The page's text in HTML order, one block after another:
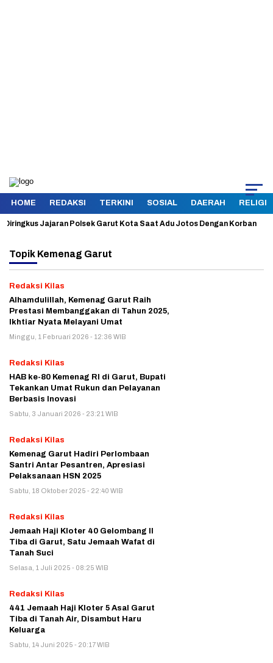
HOME REDAKSI TERKINI SOSIAL DAERAH RELIGI
Jajaran Polsek Garut Kota Saat Adu Jotos Dengan Korban
Topik Kemenag Garut
Redaksi Kilas
Alhamdulillah, Kemenag Garut Raih
Prestasi Membanggakan di Tahun 2025,
Ikhtiar Nyata Melayani Umat
Minggu, 1 Februari 2026 - 12:36 WIB
Redaksi Kilas
HAB ke-80 Kemenag RI di Garut, Bupati
Tekankan Umat Rukun dan Pelayanan
Berbasis Inovasi
Sabtu, 3 Januari 2026 - 23:21 WIB
Redaksi Kilas
Kemenag Garut Hadiri Perlombaan
Santri Antar Pesantren, Apresiasi
Pelaksanaan HSN 2025
Sabtu, 18 Oktober 2025 - 22:40 WIB
Redaksi Kilas
Jemaah Haji Kloter 40 Gelombang II
Tiba di Garut, Satu Jemaah Wafat di
Tanah Suci
Selasa, 1 Juli 2025 - 08:25 WIB
Redaksi Kilas
441 Jemaah Haji Kloter 5 Asal Garut
Tiba di Tanah Air, Disambut Haru
Keluarga
Sabtu, 14 Juni 2025 - 20:17 WIB